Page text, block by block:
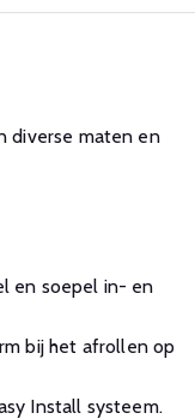
diverse maten en
en soepel in- en
bij het afrollen op
Install systeem.